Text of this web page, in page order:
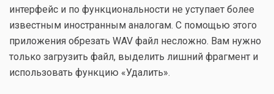
интерфейс и по функциональности не уступает более
известным иностранным аналогам. С помощью этого
приложения обрезать WAV файл несложно. Вам нужно
только загрузить файл, выделить лишний фрагмент и
использовать функцию «Удалить».